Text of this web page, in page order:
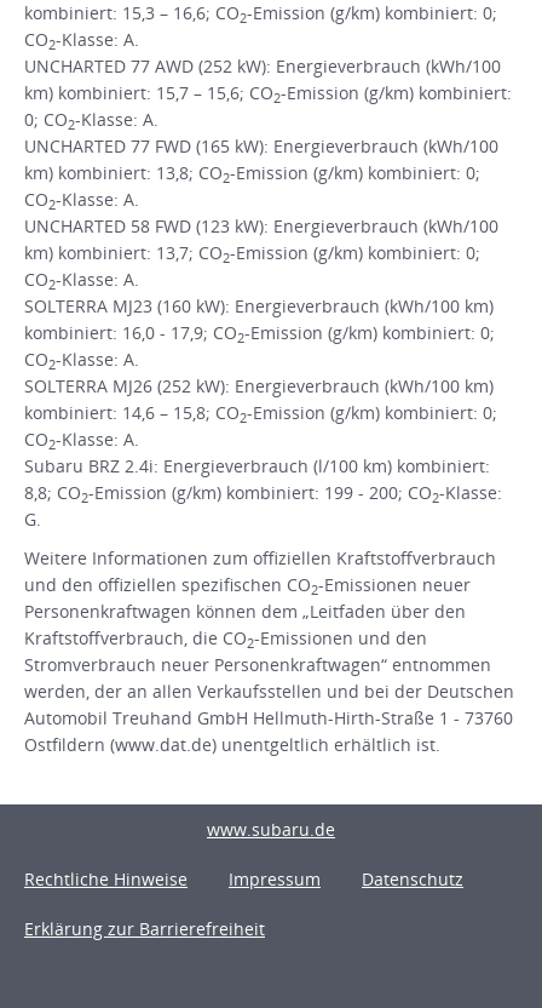
kombiniert: 15,3 – 16,6; CO2-Emission (g/km) kombiniert: 0;
CO2-Klasse: A.
UNCHARTED 77 AWD (252 kW): Energieverbrauch (kWh/100
km) kombiniert: 15,7 – 15,6; CO2-Emission (g/km) kombiniert:
0; CO2-Klasse: A.
UNCHARTED 77 FWD (165 kW): Energieverbrauch (kWh/100
km) kombiniert: 13,8; CO2-Emission (g/km) kombiniert: 0;
CO2-Klasse: A.
UNCHARTED 58 FWD (123 kW): Energieverbrauch (kWh/100
km) kombiniert: 13,7; CO2-Emission (g/km) kombiniert: 0;
CO2-Klasse: A.
SOLTERRA MJ23 (160 kW): Energieverbrauch (kWh/100 km)
kombiniert: 16,0 - 17,9; CO2-Emission (g/km) kombiniert: 0;
CO2-Klasse: A.
SOLTERRA MJ26 (252 kW): Energieverbrauch (kWh/100 km)
kombiniert: 14,6 – 15,8; CO2-Emission (g/km) kombiniert: 0;
CO2-Klasse: A.
Subaru BRZ 2.4i: Energieverbrauch (l/100 km) kombiniert:
8,8; CO2-Emission (g/km) kombiniert: 199 - 200; CO2-Klasse:
G.
Weitere Informationen zum offiziellen Kraftstoffverbrauch
und den offiziellen spezifischen CO2-Emissionen neuer
Personenkraftwagen können dem „Leitfaden über den
Kraftstoffverbrauch, die CO2-Emissionen und den
Stromverbrauch neuer Personenkraftwagen“ entnommen
werden, der an allen Verkaufsstellen und bei der Deutschen
Automobil Treuhand GmbH Hellmuth-Hirth-Straße 1 - 73760
Ostfildern (www.dat.de) unentgeltlich erhältlich ist.
www.subaru.de
Rechtliche Hinweise Impressum Datenschutz
Erklärung zur Barrierefreiheit